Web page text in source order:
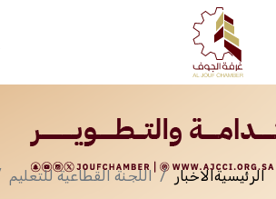
الاخبار
الرئيسيةالاخبار اللجنة القطاعية للتعليم